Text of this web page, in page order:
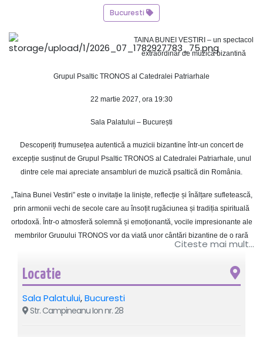
Bucuresti
TAINA BUNEI VESTIRI – un spectacol
extraordinar de muzică bizantină
Grupul Psaltic TRONOS al Catedralei Patriarhale
22 martie 2027, ora 19:30
Sala Palatului – București
Descoperiți frumusețea autentică a muzicii bizantine într-un concert de
excepție susținut de Grupul Psaltic TRONOS al Catedralei Patriarhale, unul
dintre cele mai apreciate ansambluri de muzică psaltică din România.
„Taina Bunei Vestiri” este o invitație la liniște, reflecție și înălțare sufletească,
prin armonii vechi de secole care au însoțit rugăciunea și tradiția spirituală
ortodoxă. Într-o atmosferă solemnă și emoționantă, vocile impresionante ale
membrilor Grupului TRONOS vor da viață unor cântări bizantine de o rară
frumusețe, oferind publicului o experiență artistică și spirituală de neuitat.
Concertul reunește tradiția, credința și valoarea muzicală într-un spectacol
care depășește granițele unui simplu recital, transformând fiecare
interpretare într-o călătorie către rădăcinile culturii și spiritualității românești.
Citeste mai mult...
Locatie
Sala Palatului,Bucuresti
Str. Campineanu Ion nr. 28